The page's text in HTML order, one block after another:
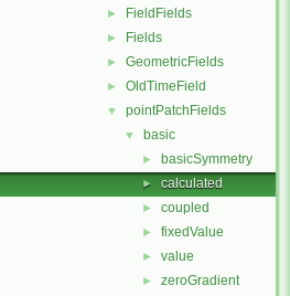
► FieldFields
► Fields
► GeometricFields
► OldTimeField
▼ pointPatchFields
▼ basic
► basicSymmetry
► calculated
► coupled
► fixedValue
► value
► zeroGradient